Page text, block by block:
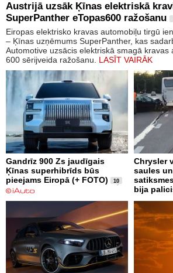
Austrijā uzsāk Ķīnas elektriskā
SuperPanther eTopas600 ražošanu
Eiropas elektrisko kravas automobiļu tirgū
– Ķīnas uzņēmums SuperPanther, kas
Automotive uzsācis elektriskā smagā kravas
600 sērijveida ražošanu. LASĪT VAIRĀK
Gandrīz 900 Zs jaudīgais
Ķīnas superhibrīds būs
pieejams Eiropā (+ FOTO)
10
Chrysler
saules
bija